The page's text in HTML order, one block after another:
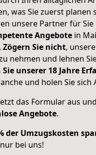
was Sie zuerst planen
unsere Partner für Sie
Angebote in
Zögern Sie nicht,
nehmen und lehnen
unserer 18 Jahre
und holen Sie sich
das Formular aus und
Angebote.
der Umzugskosten
bei uns!